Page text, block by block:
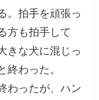
。拍手を頑張っ
方も拍手して
きな犬に混じっ
終わった。
わったが、ハン